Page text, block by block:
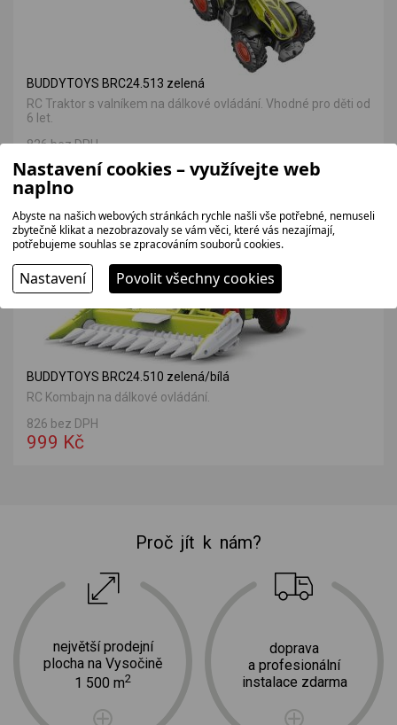
BUDDYTOYS BRC24.513 zelená
RC Traktor s valníkem na dálkové ovládání. Vhodné pro děti od
6 let.
826 bez DPH
999 Kč
VÝHODNÁ NABÍDKA
BUDDYTOYS BRC24.510 zelená/bílá
RC Kombajn na dálkové ovládání.
826 bez DPH
999 Kč
Proč jít k nám?
největší prodejní
plocha na Vysočině
1 500 m2
doprava
a profesionální
instalace zdarma
Nastavení cookies – využívejte web
naplno
Abyste na našich webových stránkách rychle našli vše potřebné, nemuseli
zbytečně klikat a nezobrazovaly se vám věci, které vás nezajímají,
potřebujeme souhlas se zpracováním souborů cookies.
Nastavení Povolit všechny cookies